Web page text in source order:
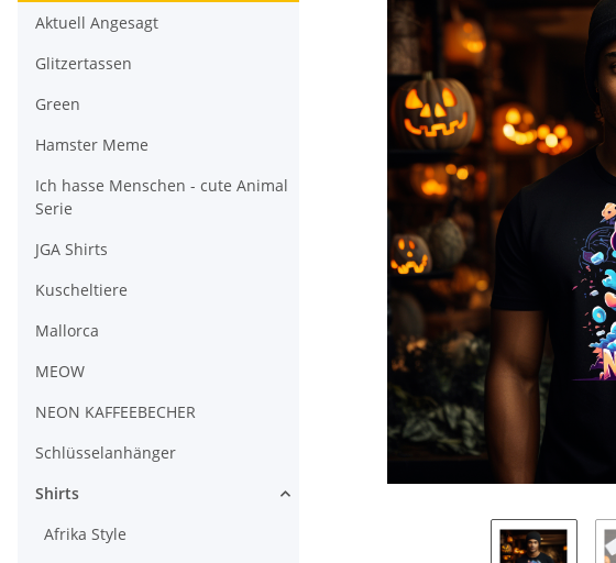
Aktuell Angesagt
Glitzertassen
Green
Hamster Meme
Ich hasse Menschen - cute Animal
Serie
JGA Shirts
Kuscheltiere
Mallorca
MEOW
NEON KAFFEEBECHER
Schlüsselanhänger
Shirts
Afrika Style